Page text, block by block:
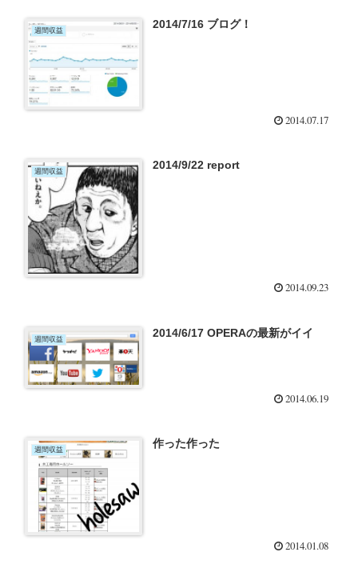
週間収益 2014/7/16 ブログ！
2014.07.17
週間収益 2014/9/22 report
2014.09.23
週間収益 2014/6/17 OPERAの最新がイイ
2014.06.19
週間収益 作った作った
2014.01.08